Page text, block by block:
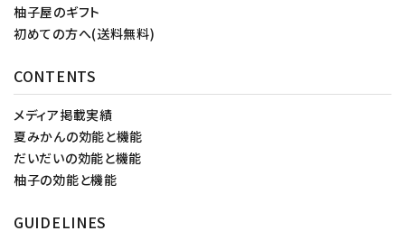
柚子屋のギフト
初めての方へ(送料無料)
CONTENTS
メディア掲載実績
夏みかんの効能と機能
だいだいの効能と機能
柚子の効能と機能
GUIDELINES